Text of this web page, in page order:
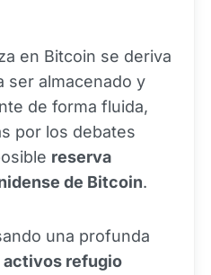
en Bitcoin se deriva
ser almacenado y
de forma fluida,
por los debates
reserva
de Bitcoin.
una profunda
activos refugio